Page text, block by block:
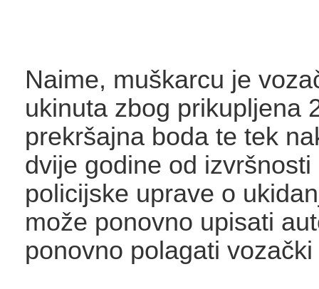
Naime, muškarcu je
ukinuta zbog prikupljena
prekršajna boda te tek
dvije godine od izvršnosti
policijske uprave o
može ponovno upisati
ponovno polagati